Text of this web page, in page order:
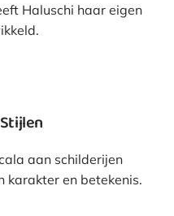
Haluschi haar eigen
aan schilderijen
karakter en betekenis.